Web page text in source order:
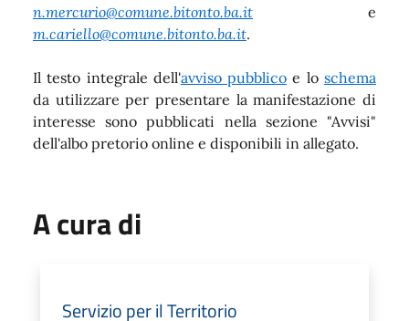
n.mercurio@comune.bitonto.ba.it e
m.cariello@comune.bitonto.ba.it.
Il testo integrale dell'avviso pubblico e loschema
da utilizzare per presentare la manifestazione di
interesse sono pubblicati nella sezione "Avvisi"
dell'albo pretorio online e disponibili in allegato.
A cura di
Servizio per il Territorio